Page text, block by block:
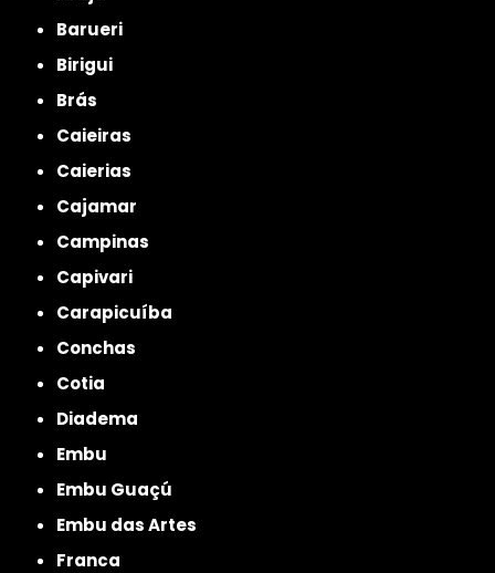
Barueri
Birigui
Brás
Caieiras
Caierias
Cajamar
Campinas
Capivari
Carapicuíba
Conchas
Cotia
Diadema
Embu
Embu Guaçú
Embu das Artes
Franca